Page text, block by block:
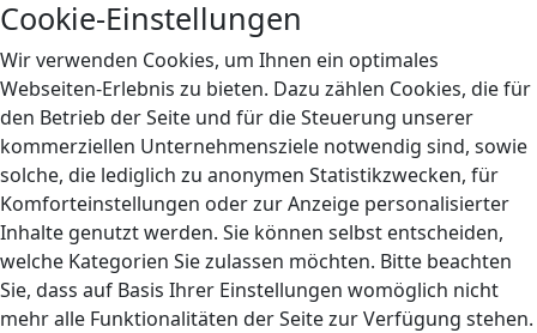
Cookie-Einstellungen
Wir verwenden Cookies, um Ihnen ein optimales
Webseiten-Erlebnis zu bieten. Dazu zählen Cookies, die für
den Betrieb der Seite und für die Steuerung unserer
kommerziellen Unternehmensziele notwendig sind, sowie
solche, die lediglich zu anonymen Statistikzwecken, für
Komforteinstellungen oder zur Anzeige personalisierter
Inhalte genutzt werden. Sie können selbst entscheiden,
welche Kategorien Sie zulassen möchten. Bitte beachten
Sie, dass auf Basis Ihrer Einstellungen womöglich nicht
mehr alle Funktionalitäten der Seite zur Verfügung stehen.